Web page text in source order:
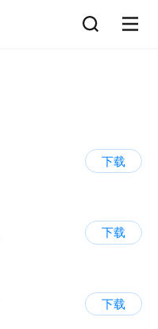
下载
下载
下载